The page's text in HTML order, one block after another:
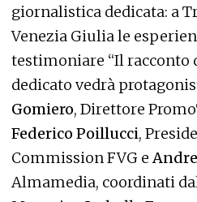
giornalistica dedicata: a
Venezia Giulia le
testimoniare “Il racconto
dedicato vedrà
Gomiero, Direttore
Federico Poillucci,
Commission FVG e
Almamedia, coordinati